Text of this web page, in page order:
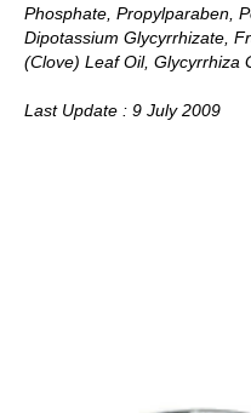
Phosphate, Propylparaben,
Dipotassium Glycyrrhizate,
(Clove) Leaf Oil, Glycyrrhiza
Last Update : 9 July 2009